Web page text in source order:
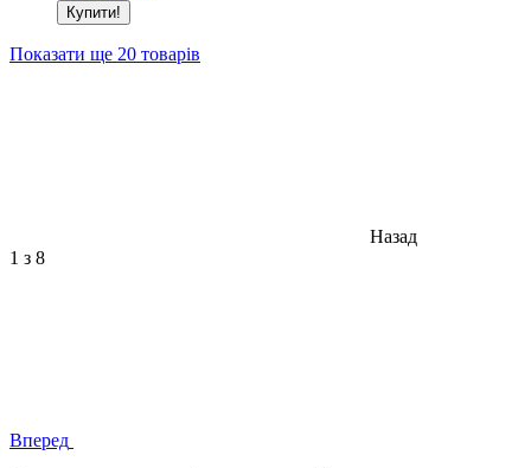
Купити!
Показати ще 20 товарів
Назад
1 з 8
Вперед